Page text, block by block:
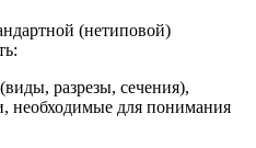
(нетиповой)
разрезы, сечения),
необходимые для понимания